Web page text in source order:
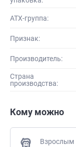
АТХ-группа:
Признак:
Производитель:
Страна
производства:
Кому можно
Взрослым